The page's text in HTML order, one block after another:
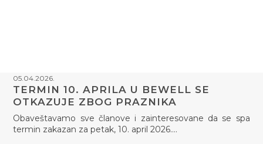
05.04.2026.
TERMIN 10. APRILA U BEWELL SE
OTKAZUJE ZBOG PRAZNIKA
Obaveštavamo sve članove i zainteresovane da se spa
termin zakazan za petak, 10. april 2026.…